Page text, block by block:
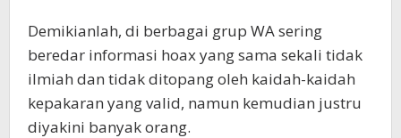
Demikianlah, di berbagai grup WA sering
beredar informasi hoax yang sama sekali tidak
ilmiah dan tidak ditopang oleh kaidah-kaidah
kepakaran yang valid, namun kemudian justru
diyakini banyak orang.